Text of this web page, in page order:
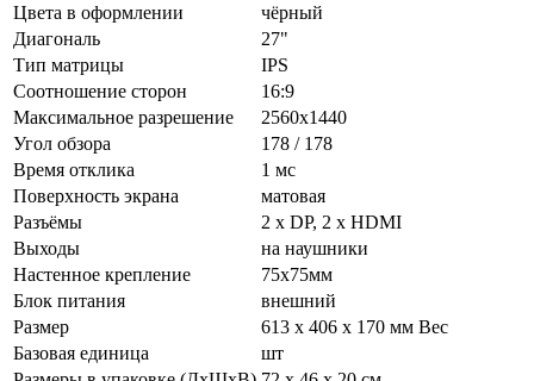
Цвета в оформлении
чёрный
Диагональ
27"
Тип матрицы
IPS
Соотношение сторон
16:9
Максимальное разрешение
2560x1440
Угол обзора
178 / 178
Время отклика
1 мс
Поверхность экрана
матовая
Разъёмы
2 x DP, 2 х HDMI
Выходы
на наушники
Настенное крепление
75x75мм
Блок питания
внешний
Размер
613 x 406 x 170 мм Вес
Базовая единица
шт